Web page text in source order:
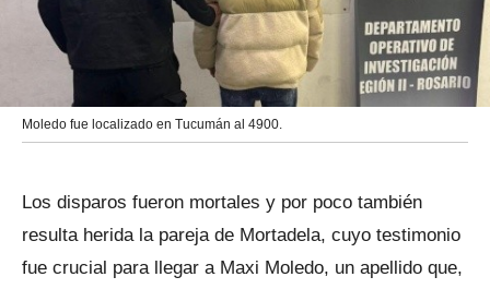
Moledo fue localizado en Tucumán al 4900.
Los disparos fueron mortales y por poco también
resulta herida la pareja de Mortadela, cuyo testimonio
fue crucial para llegar a Maxi Moledo, un apellido que,